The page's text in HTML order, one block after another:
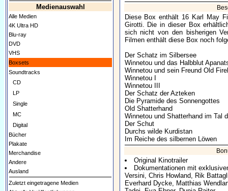
Medienauswahl
Alle Medien
4K Ultra HD
Blu-ray
DVD
VHS
Boxsets
Soundtracks
CD
LP
Single
MC
Digital
Bücher
Plakate
Merchandise
Andere
Ausland
Zuletzt eingetragene Medien
Diese Box enthält 16 Karl May
Girotti. Die in dieser Box
sich nicht von den bisherigen
Filmen enthält diese Box noch
Der Schatz im Silbersee
Winnetou und das Halbblut
Winnetou und sein Freund Old
Winnetou I
Winnetou III
Der Schatz der Azteken
Die Pyramide des Sonnengottes
Old Shatterhand
Winnetou und Shatterhand im Tal
Der Schut
Durchs wilde Kurdistan
Im Reiche des silbernen Löwen
Original Kinotrailer
Dokumentationen mit
Versini, Chris Howland, Rik
Everhard Dycke, Matthias